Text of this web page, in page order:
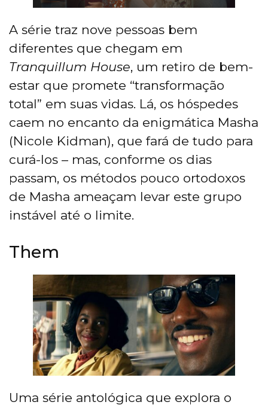
A série traz nove pessoas bem
diferentes que chegam em
Tranquillum House, um retiro de bem-
estar que promete “transformação
total” em suas vidas. Lá, os hóspedes
caem no encanto da enigmática Masha
(Nicole Kidman), que fará de tudo para
curá-los – mas, conforme os dias
passam, os métodos pouco ortodoxos
de Masha ameaçam levar este grupo
instável até o limite.
Them
Uma série antológica que explora o